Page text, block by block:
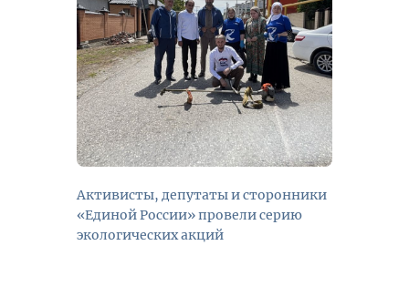
Активисты, депутаты и сторонники
«Единой России» провели серию
экологических акций